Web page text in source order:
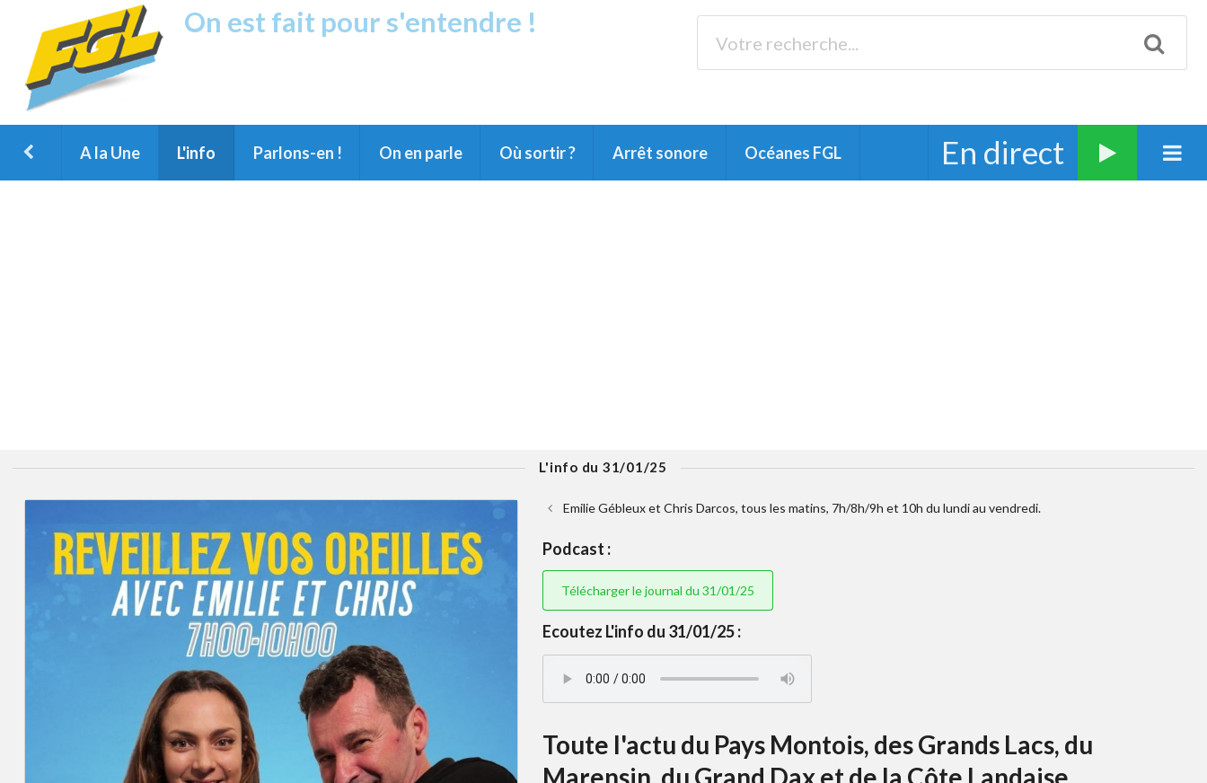
On est fait pour s'entendre !
A la Une L'info Parlons-en ! On en parle Où sortir ? Arrêt sonore Océanes FGL En direct
L'info du 31/01/25
Emilie Gébleux et Chris Darcos, tous les matins, 7h/8h/9h et 10h du lundi au vendredi.
Podcast :
Télécharger le journal du 31/01/25
Ecoutez L'info du 31/01/25 :
Toute l'actu du Pays Montois, des Grands Lacs, du